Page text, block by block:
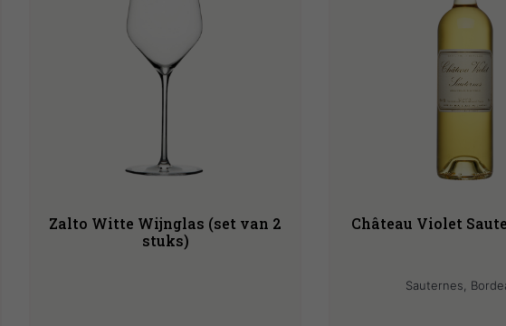
Zalto Witte Wijnglas (set van 2
stuks)
Château Violet
Sauternes,